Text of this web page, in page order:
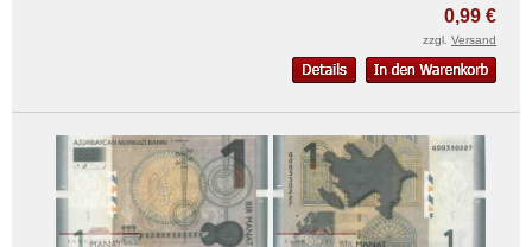
Südkorea
Syrien
Tadschikistan
Taiwan
0,99 €
zzgl. Versand